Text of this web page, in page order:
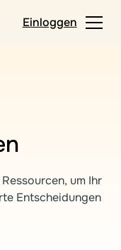
Einloggen
um Ihr
Entscheidungen